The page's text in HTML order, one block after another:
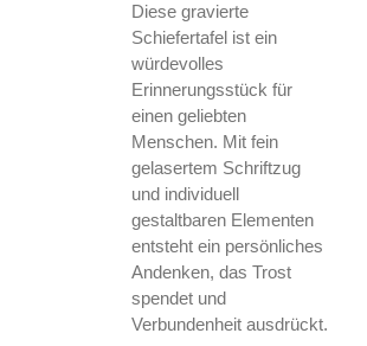
Diese gravierte
Schiefertafel ist ein
würdevolles
Erinnerungsstück für
einen geliebten
Menschen. Mit fein
gelasertem Schriftzug
und individuell
gestaltbaren Elementen
entsteht ein persönliches
Andenken, das Trost
spendet und
Verbundenheit ausdrückt.